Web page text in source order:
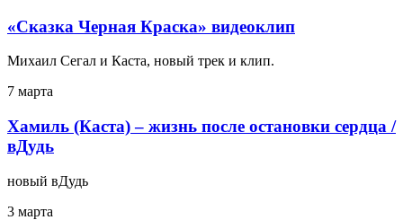
«Сказка Черная Краска» видеоклип
Михаил Сегал и Каста, новый трек и клип.
7 марта
Хамиль (Каста) – жизнь после остановки сердца /
вДудь
новый вДудь
3 марта